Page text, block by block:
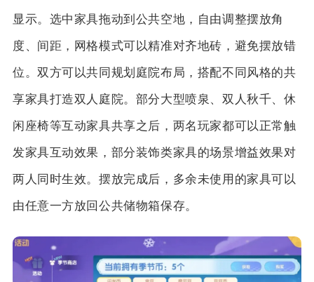
显示。选中家具拖动到公共空地，自由调整摆放角
度、间距，网格模式可以精准对齐地砖，避免摆放错
位。双方可以共同规划庭院布局，搭配不同风格的共
享家具打造双人庭院。部分大型喷泉、双人秋千、休
闲座椅等互动家具共享之后，两名玩家都可以正常触
发家具互动效果，部分装饰类家具的场景增益效果对
两人同时生效。摆放完成后，多余未使用的家具可以
由任意一方放回公共储物箱保存。